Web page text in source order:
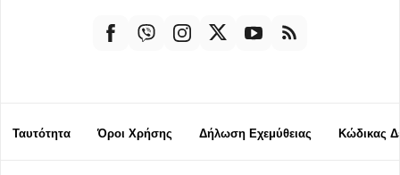
Ταυτότητα Όροι Χρήσης Δήλωση Εχεμύθειας Κώδικας